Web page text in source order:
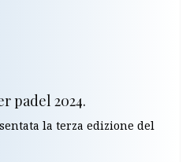
padel 2024.
la terza edizione del